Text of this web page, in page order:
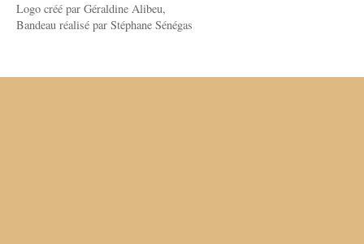
Logo créé par Géraldine Alibeu,
Bandeau réalisé par Stéphane Sénégas